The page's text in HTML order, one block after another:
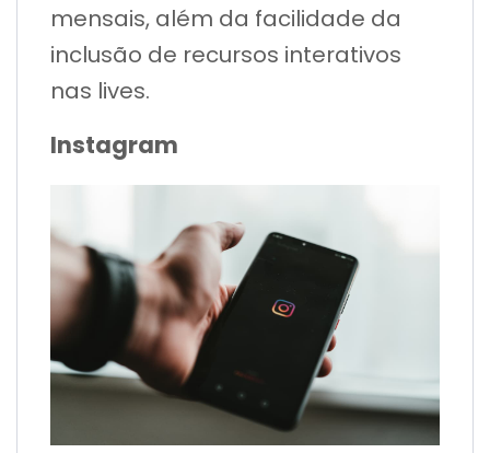
mensais, além da facilidade da
inclusão de recursos interativos
nas lives.
Instagram